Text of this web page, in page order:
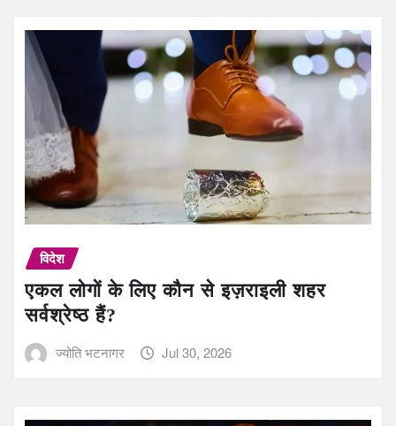
विदेश
एकल लोगों के लिए कौन से इज़राइली शहर
सर्वश्रेष्ठ हैं?
ज्योति भटनागर Jul 30, 2026